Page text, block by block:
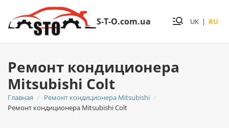
S-T-O.com.ua UK | RU
Ремонт кондиционера
Mitsubishi Colt
Главная
Ремонт кондиционера Mitsubishi
Ремонт кондиционера Mitsubishi Colt